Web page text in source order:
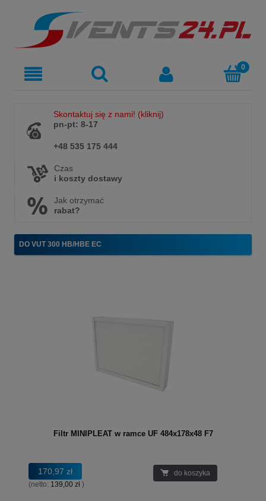
Skontaktuj się z nami! (kliknij)
pn-pt: 8-17
+48 535 175 444
Czas
i koszty dostawy
Jak otrzymać
rabat?
DO VUT 300 HB/HBE EC
Filtr MINIPLEAT w ramce UF 484x178x48 F7
170,97 zł
(netto: 139,00 zł )
do koszyka